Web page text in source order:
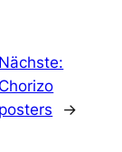
Nächste:
Chorizo
posters
→